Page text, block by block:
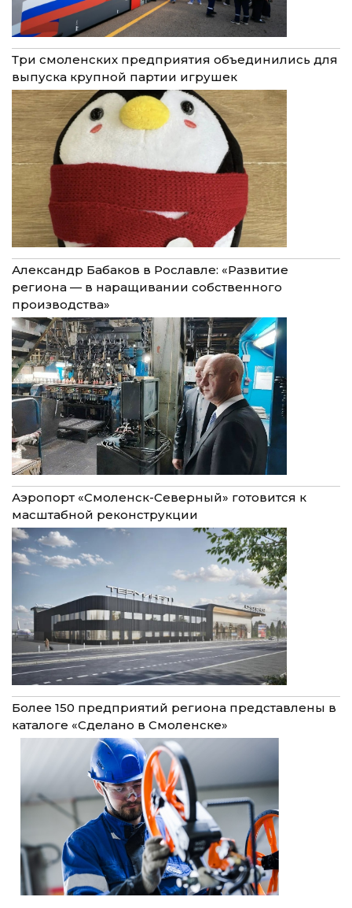
Три смоленских предприятия объединились для
выпуска крупной партии игрушек
Александр Бабаков в Рославле: «Развитие
региона — в наращивании собственного
производства»
Аэропорт «Смоленск-Северный» готовится к
масштабной реконструкции
Более 150 предприятий региона представлены в
каталоге «Сделано в Смоленске»